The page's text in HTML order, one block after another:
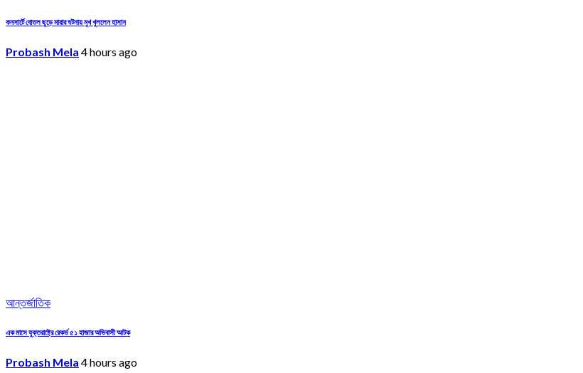
কনসার্টে বোতল ছুড়ে মারার ঘটনায় মুখ খুললেন হাসান
Probash Mela 4 hours ago
আন্তর্জাতিক
এক মাসে যুক্তরাষ্ট্রে রেকর্ড ৫১ হাজার অভিবাসী আটক
Probash Mela 4 hours ago